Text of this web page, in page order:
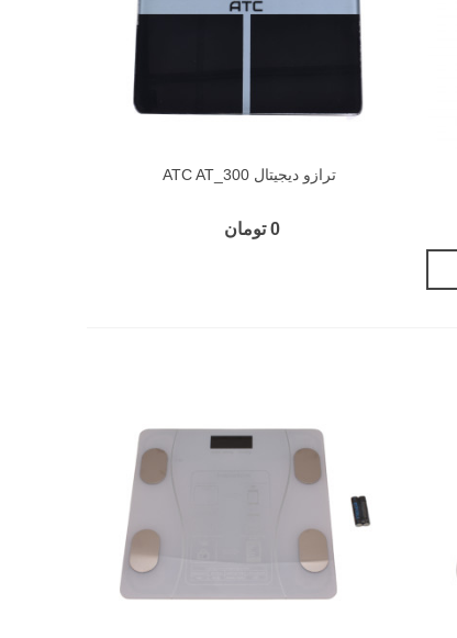
ترازو دیجیتال ATC AT_300
0 تومان